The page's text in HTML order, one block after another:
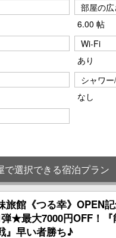
部屋の広
6.00 帖
Wi-Fi
あり
シャワ
なし
で選択できる宿泊プラン
館《つる幸》OPEN
★最大7000円OFF！『
』早い者勝ち♪